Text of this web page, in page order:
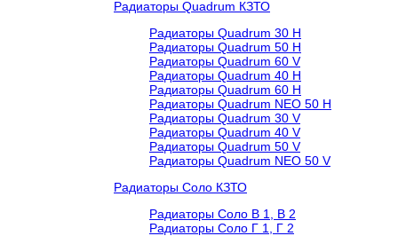
Радиаторы Quadrum КЗТО
Радиаторы Quadrum 30 H
Радиаторы Quadrum 50 H
Радиаторы Quadrum 60 V
Радиаторы Quadrum 40 H
Радиаторы Quadrum 60 H
Радиаторы Quadrum NEO 50 H
Радиаторы Quadrum 30 V
Радиаторы Quadrum 40 V
Радиаторы Quadrum 50 V
Радиаторы Quadrum NEO 50 V
Радиаторы Соло КЗТО
Радиаторы Соло В 1, В 2
Радиаторы Соло Г 1, Г 2